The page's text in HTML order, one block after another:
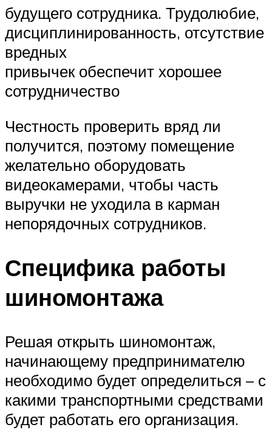
будущего сотрудника. Трудолюбие,
дисциплинированность, отсутствие
вредных
привычек обеспечит хорошее
сотрудничество
Честность проверить вряд ли
получится, поэтому помещение
желательно оборудовать
видеокамерами, чтобы часть
выручки не уходила в карман
непорядочных сотрудников.
Специфика работы
шиномонтажа
Решая открыть шиномонтаж,
начинающему предпринимателю
необходимо будет определиться – с
какими транспортными средствами
будет работать его организация.